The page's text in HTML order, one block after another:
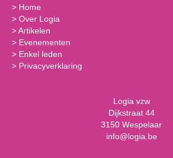
> Home
> Over Logia
>Artikelen
> Evenementen
> Enkel leden
> Privacyverklaring
Logia vzw
Dijkstraat 44
3150 Wespelaar
info@logia.be